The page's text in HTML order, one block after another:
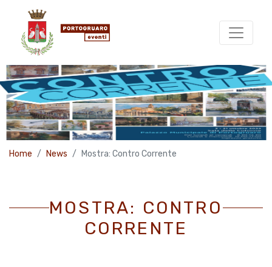
Home News Mostra: Contro Corrente
MOSTRA: CONTRO
CORRENTE